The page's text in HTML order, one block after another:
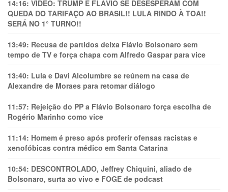
14:16: VÍDEO: TRUMP E FLÁVIO SE DESESPERAM COM
QUEDA DO TARIFAÇO AO BRASIL!! LULA RINDO À TOA!!
SERÁ NO 1° TURNO!!
13:49: Recusa de partidos deixa Flávio Bolsonaro sem
tempo de TV e força chapa com Alfredo Gaspar para vice
13:40: Lula e Davi Alcolumbre se reúnem na casa de
Alexandre de Moraes para retomar diálogo
11:57: Rejeição do PP a Flávio Bolsonaro força escolha de
Rogério Marinho como vice
11:14: Homem é preso após proferir ofensas racistas e
xenofóbicas contra médico em Santa Catarina
10:54: DESCONTROLADO, Jeffrey Chiquini, aliado de
Bolsonaro, surta ao vivo e FOGE de podcast